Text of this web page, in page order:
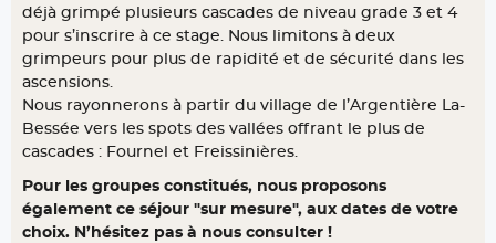
déjà grimpé plusieurs cascades de niveau grade 3 et 4
pour s’inscrire à ce stage. Nous limitons à deux
grimpeurs pour plus de rapidité et de sécurité dans les
ascensions.
Nous rayonnerons à partir du village de l’Argentière La-
Bessée vers les spots des vallées offrant le plus de
cascades : Fournel et Freissinières.
Pour les groupes constitués, nous proposons
également ce séjour "sur mesure", aux dates de votre
choix. N’hésitez pas à nous consulter !